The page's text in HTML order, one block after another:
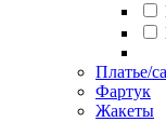
Платье/
Фартук
Жакеты